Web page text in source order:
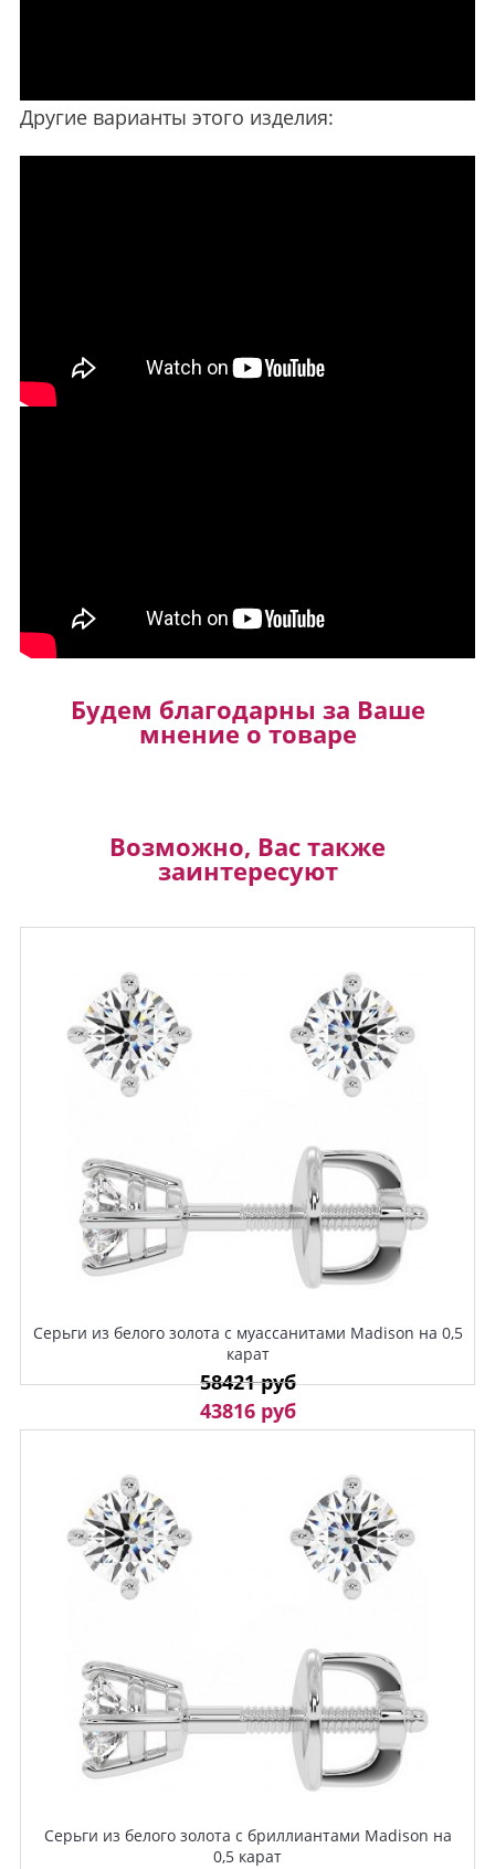
Другие варианты этого изделия:
Будем благодарны за Ваше
мнение о товаре
Возможно, Вас также
заинтересуют
Серьги из белого золота с муассанитами Madison на 0,5
карат
58421 руб
43816 руб
Серьги из белого золота с бриллиантами Madison на
0,5 карат